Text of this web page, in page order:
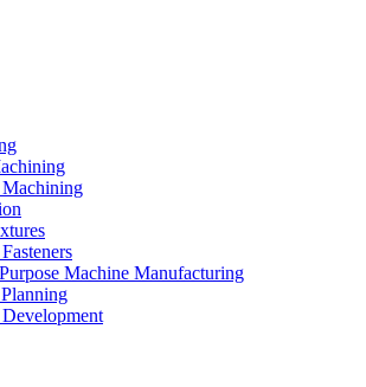
Machine Manufacturing